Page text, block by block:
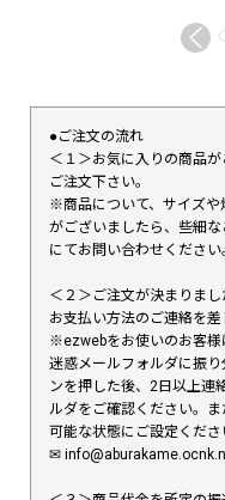
●ご注文の流れ
＜１＞お気に入りの商品
ご注文下さい。
※商品について、サイズや
がございましたら、些細
にてお問い合わせください
＜２＞ご注文が決まりま
お支払い方法のご連絡を差
※ezwebをお使いのお客様
迷惑メールフォルダに振
ンを押した後、2日以上連
ルダをご確認ください。
可能な状態にご設定くださ
✉︎